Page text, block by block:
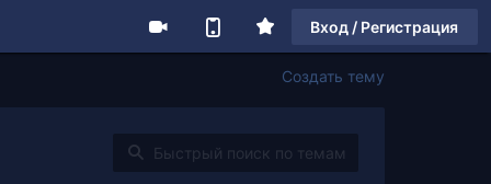
Вход / Регистрация
Создать тему